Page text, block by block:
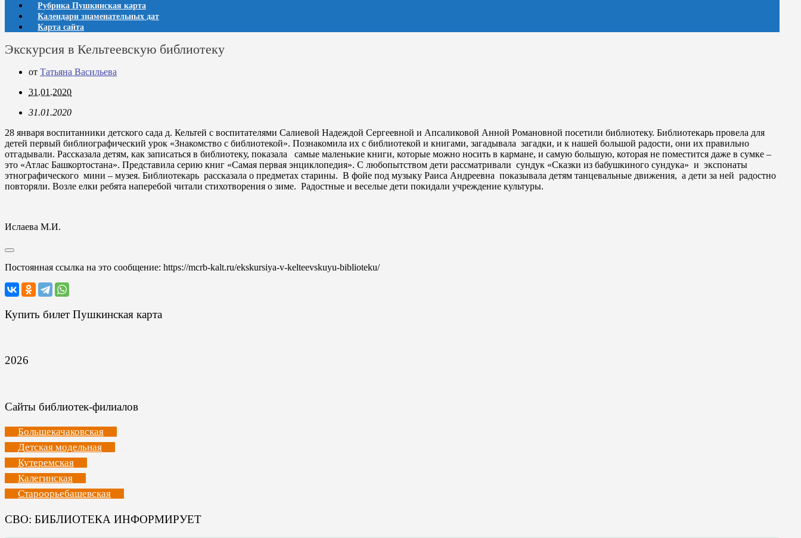
Рубрика Пушкинская карта
Календари знаменательных дат
Карта сайта
Экскурсия в Кельтеевскую библиотеку
от Татьяна Васильева
31.01.2020
31.01.2020
28 января воспитанники детского сада д. Кельтей с воспитателями Салиевой Надеждой Сергеевной и Апсаликовой Анной Романовной посетили библиотеку. Библиотекарь провела для
детей первый библиографический урок «Знакомство с библиотекой». Познакомила их с библиотекой и книгами, загадывала загадки, и к нашей большой радости, они их правильно
отгадывали. Рассказала детям, как записаться в библиотеку, показала самые маленькие книги, которые можно носить в кармане, и самую большую, которая не поместится даже в сумке –
это «Атлас Башкортостана». Представила серию книг «Самая первая энциклопедия». С любопытством дети рассматривали сундук «Сказки из бабушкиного сундука» и экспонаты
этнографического мини – музея. Библиотекарь рассказала о предметах старины. В фойе под музыку Раиса Андреевна показывала детям танцевальные движения, а дети за ней радостно
повторяли. Возле елки ребята наперебой читали стихотворения о зиме. Радостные и веселые дети покидали учреждение культуры.
Ислаева М.И.
Постоянная ссылка на это сообщение: https://mcrb-kalt.ru/ekskursiya-v-kelteevskuyu-biblioteku/
Купить билет Пушкинская карта
2026
Сайты библиотек-филиалов
Большекачаковская
Детская модельная
Кутеремская
Калегинская
Староорьебашевская
СВО: БИБЛИОТЕКА ИНФОРМИРУЕТ